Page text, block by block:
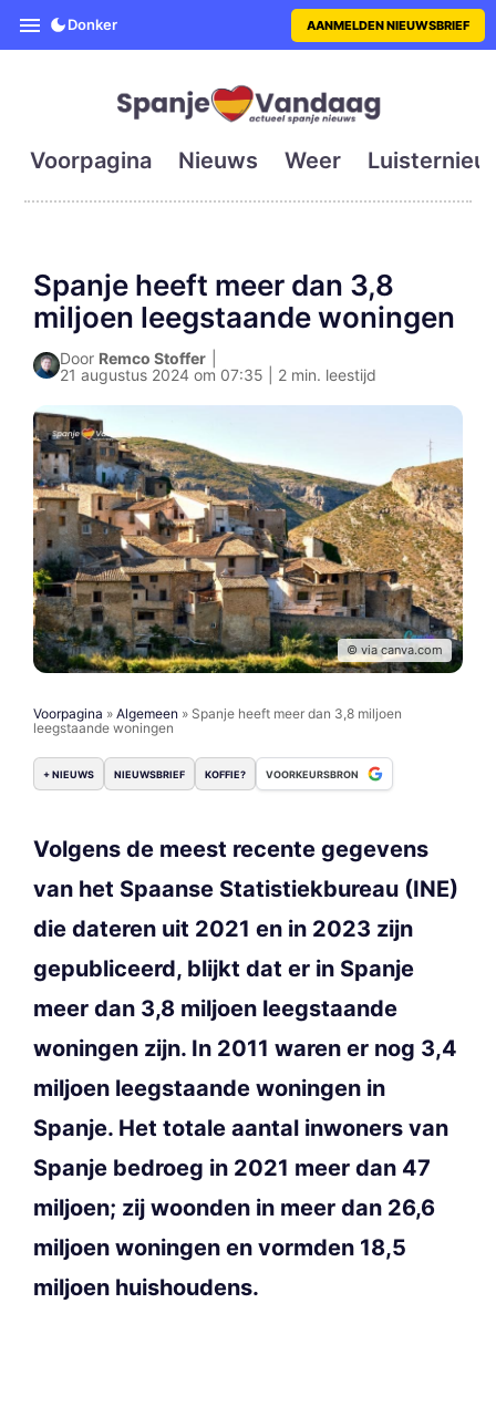
SpanjeVandaag is de eerste
Donker AANMELDEN NIEUWSBRIEF
Voorpagina Nieuws Weer
Spanje heeft meer dan 3,8
miljoen leegstaande woningen
Door Remco Stoffer
21 augustus 2024 om 07:35 | 2 min. leestijd
© via canva.com
Voorpagina » Algemeen » Spanje heeft meer dan 3,8 miljoen
leegstaande woningen
+ NIEUWS NIEUWSBRIEF KOFFIE? VOORKEURSBRON
Volgens de meest recente gegevens
van het Spaanse Statistiekbureau (INE)
die dateren uit 2021 en in 2023 zijn
gepubliceerd, blijkt dat er in Spanje
meer dan 3,8 miljoen leegstaande
woningen zijn. In 2011 waren er nog 3,4
miljoen leegstaande woningen in
Spanje. Het totale aantal inwoners van
Spanje bedroeg in 2021 meer dan 47
miljoen; zij woonden in meer dan 26,6
miljoen woningen en vormden 18,5
miljoen huishoudens.